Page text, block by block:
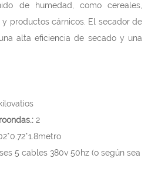
de humedad, como cereales,
productos cárnicos. El secador de
alta eficiencia de secado y una
2
5 cables 380v 50hz (o según sea